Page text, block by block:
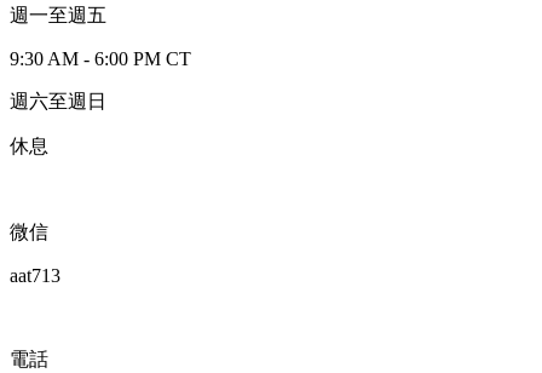
週一至週五
9:30 AM - 6:00 PM CT
週六至週日
休息
微信
aat713
電話